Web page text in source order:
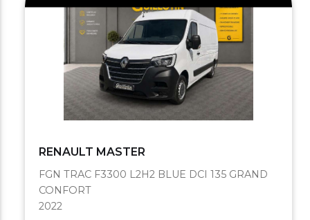
RENAULT MASTER
FGN TRAC F3300 L2H2 BLUE DCI 135 GRAND
CONFORT
2022